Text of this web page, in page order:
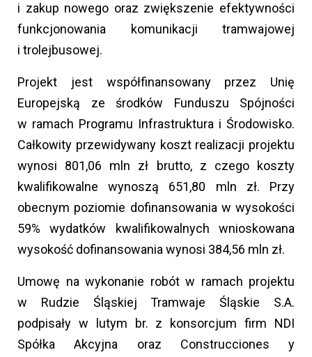
i zakup nowego oraz zwiększenie efektywności
funkcjonowania komunikacji tramwajowej
i trolejbusowej.
Projekt jest współfinansowany przez Unię
Europejską ze środków Funduszu Spójności
w ramach Programu Infrastruktura i Środowisko.
Całkowity przewidywany koszt realizacji projektu
wynosi 801,06 mln zł brutto, z czego koszty
kwalifikowalne wynoszą 651,80 mln zł. Przy
obecnym poziomie dofinansowania w wysokości
59% wydatków kwalifikowalnych wnioskowana
wysokość dofinansowania wynosi 384,56 mln zł.
Umowę na wykonanie robót w ramach projektu
w Rudzie Śląskiej Tramwaje Śląskie S.A.
podpisały w lutym br. z konsorcjum firm NDI
Spółka Akcyjna oraz Construcciones y